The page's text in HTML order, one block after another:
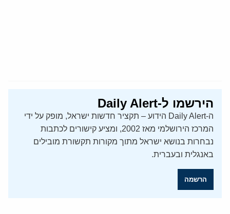
הירשמו ל-Daily Alert
ה-Daily Alert הידוע – תקציר חדשות ישראל, מופק על ידי
המרכז הירושלמי מאז 2002, ומציע קישורים לכתבות
נבחרות בנושא ישראל מתוך מקורות תקשורת מובילים
באנגלית ובעברית.
הרשמה